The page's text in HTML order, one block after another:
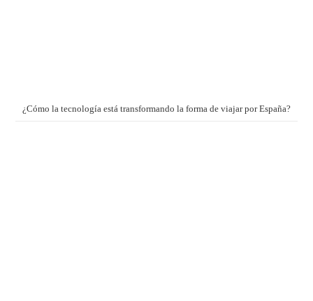
¿Cómo la tecnología está transformando la forma de viajar por España?